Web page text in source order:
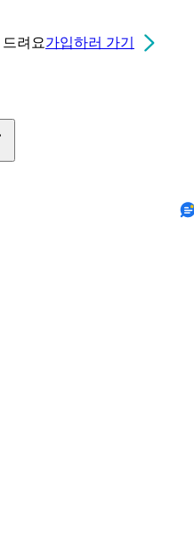
드려요가입하러 가기